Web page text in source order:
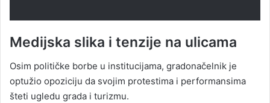
Medijska slika i tenzije na ulicama
Osim političke borbe u institucijama, gradonačelnik je
optužio opoziciju da svojim protestima i performansima
šteti ugledu grada i turizmu.